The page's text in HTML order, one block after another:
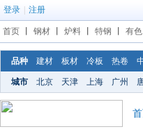
登录 注册
首页 钢材 炉料 特钢 有色
品种 建材 板材 冷板 热卷
城市 北京 天津 上海 广州